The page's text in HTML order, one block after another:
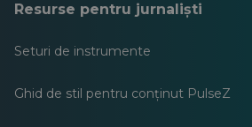
Resurse pentru jurnaliști
Seturi de instrumente
Ghid de stil pentru conținut PulseZ